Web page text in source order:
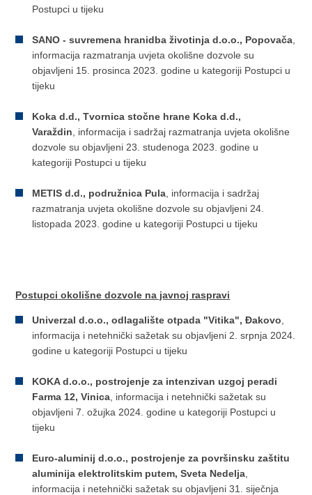
Postupci u tijeku
SANO - suvremena hranidba životinja d.o.o., Popovača
informacija razmatranja uvjeta okolišne dozvole su
objavljeni 15. prosinca 2023. godine u kategoriji Postupci u
tijeku
Koka d.d., Tvornica stočne hrane Koka d.d.,
Varaždin , informacija i sadržaj razmatranja uvjeta okolišne
dozvole su objavljeni 23. studenoga 2023. godine u
kategoriji Postupci u tijeku
METIS d.d., podružnica Pula , informacija i sadržaj
razmatranja uvjeta okolišne dozvole su objavljeni 24.
listopada 2023. godine u kategoriji Postupci u tijeku
Postupci okolišne dozvole na javnoj raspravi
Univerzal d.o.o., odlagalište otpada "Vitika", Đakovo
informacija i netehnički sažetak su objavljeni 2. srpnja 2024.
godine u kategoriji Postupci u tijeku
KOKA d.o.o., postrojenje za intenzivan uzgoj peradi
Farma 12, Vinica , informacija i netehnički sažetak su
objavljeni 7. ožujka 2024. godine u kategoriji Postupci u
tijeku
Euro-aluminij d.o.o., postrojenje za površinsku zaštitu
aluminija elektrolitskim putem, Sveta Nedelja
informacija i netehnički sažetak su objavljeni 31. siječnja